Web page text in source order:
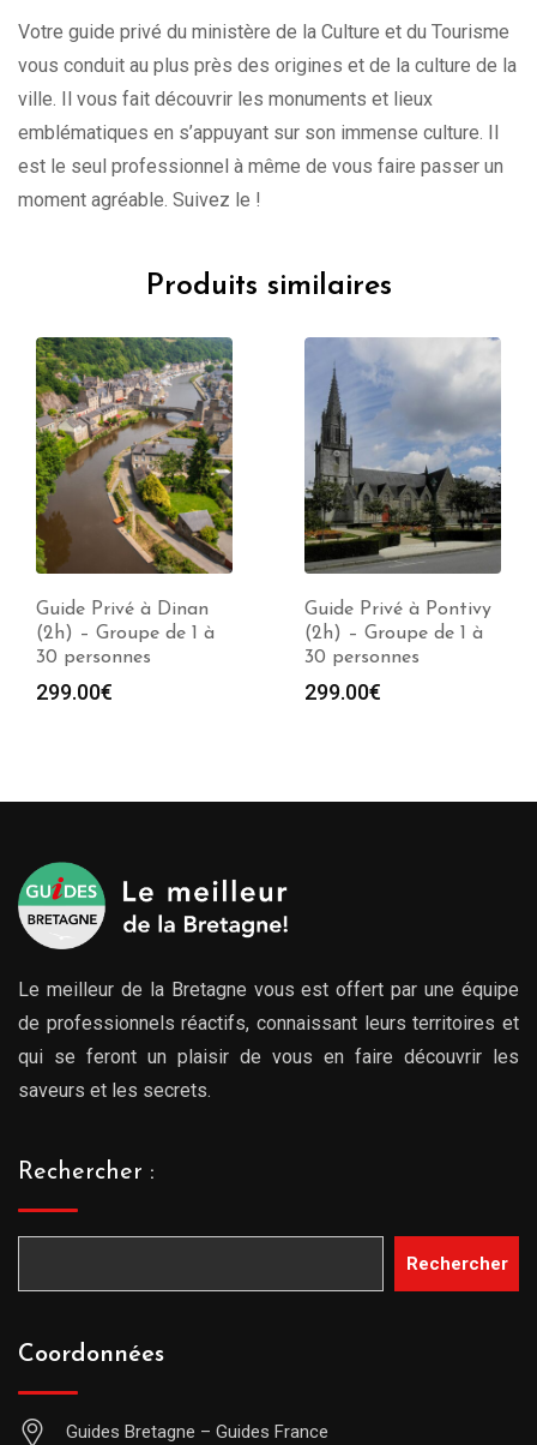
Votre guide privé du ministère de la Culture et du Tourisme
vous conduit au plus près des origines et de la culture de la
ville. Il vous fait découvrir les monuments et lieux
emblématiques en s’appuyant sur son immense culture. Il
est le seul professionnel à même de vous faire passer un
moment agréable. Suivez le !
Produits similaires
Guide Privé à Dinan
(2h) – Groupe de 1 à
30 personnes
299.00€
Guide Privé à Pontivy
(2h) – Groupe de 1 à
30 personnes
299.00€
Le meilleur de la Bretagne vous est offert par une équipe
de professionnels réactifs, connaissant leurs territoires et
qui se feront un plaisir de vous en faire découvrir les
saveurs et les secrets.
Rechercher :
Rechercher
Coordonnées
Guides Bretagne – Guides France